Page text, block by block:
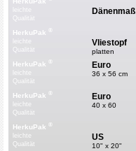
leichte
Qualität
Dänenmaß
HerkuPak
leichte
Qualität
Vliestopf
platten
HerkuPak ®
leichte
Qualität
Euro
36 x 56 cm
HerkuPak ®
leichte
Qualität
Euro
40 x 60
HerkuPak ®
leichte
Qualität
US
10" x 20"